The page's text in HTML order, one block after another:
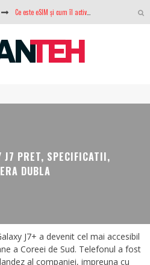
100 GB de internet mobil gratuit de la Orange. Fără contract, fără acte și fără obligații
J7 PRET, SPECIFICATII,
DUBLA
J7+ a devenit cel mai accesibil
a Coreei de Sud. Telefonul a fost
al companiei, impreuna cu